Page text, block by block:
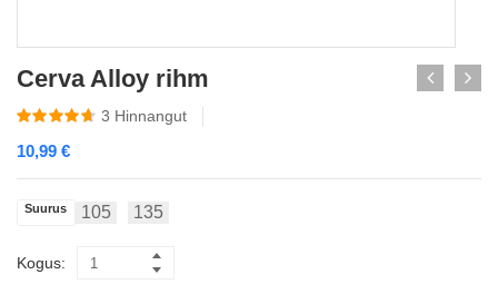
Cerva Alloy rihm
3 Hinnangut
10,99 €
Suurus 105 135
Kogus: